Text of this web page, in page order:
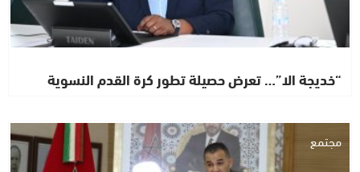
“خديجة الا”… تعرض حصيلة تطور كرة القدم النسوية
مجتمع